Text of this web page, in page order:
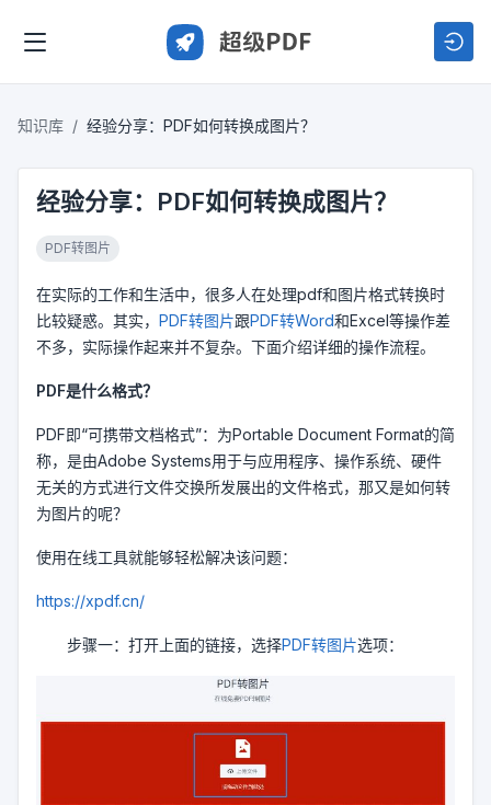
知识库 经验分享：PDF如何转换成图片？
经验分享：PDF如何转换成图片？
PDF转图片
在实际的工作和生活中，很多人在处理pdf和图片格式转换时
比较疑惑。其实， PDF转图片跟PDF转Word和Excel等操作差
不多，实际操作起来并不复杂。下面介绍详细的操作流程。
PDF是什么格式？
PDF即“可携带文档格式”：为Portable Document Format的简
称，是由Adobe Systems用于与应用程序、操作系统、硬件
无关的方式进行文件交换所发展出的文件格式，那又是如何转
为图片的呢？
使用在线工具就能够轻松解决该问题：
https://xpdf.cn/
步骤一：打开上面的链接，选择PDF转图片选项：